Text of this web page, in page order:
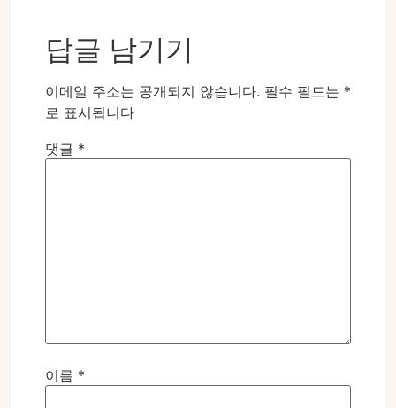
답글 남기기
이메일 주소는 공개되지 않습니다. 필수 필드는 *
로 표시됩니다
댓글 *
이름 *